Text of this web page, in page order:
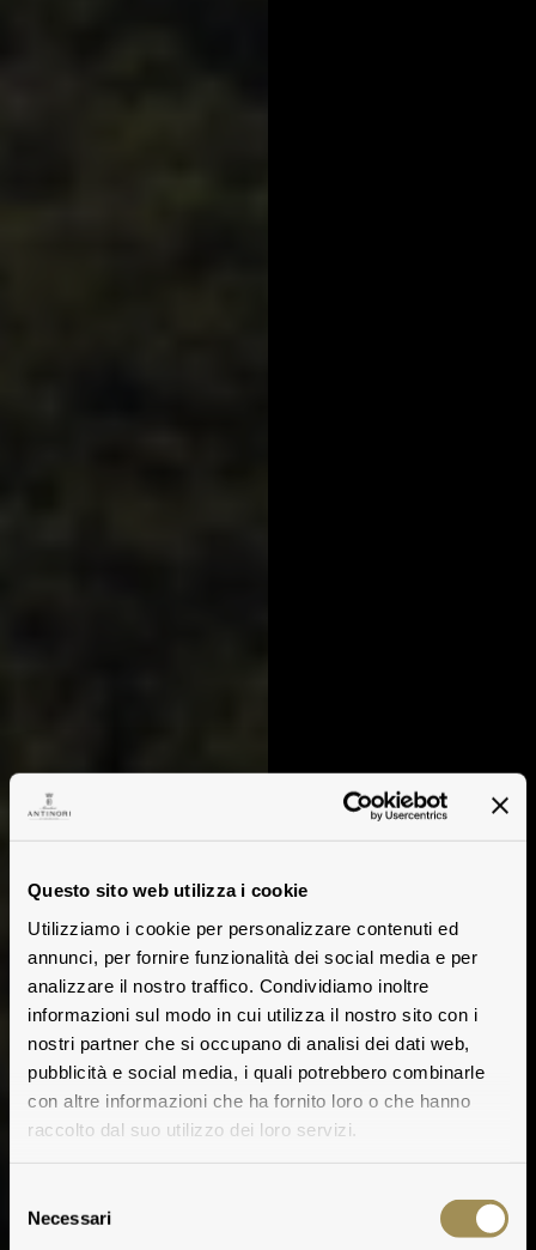
Questo sito web utilizza i cookie
Utilizziamo i cookie per personalizzare contenuti ed
annunci, per fornire funzionalità dei social media e per
analizzare il nostro traffico. Condividiamo inoltre
informazioni sul modo in cui utilizza il nostro sito con i
nostri partner che si occupano di analisi dei dati web,
pubblicità e social media, i quali potrebbero combinarle
con altre informazioni che ha fornito loro o che hanno
raccolto dal suo utilizzo dei loro servizi.
delNecessari